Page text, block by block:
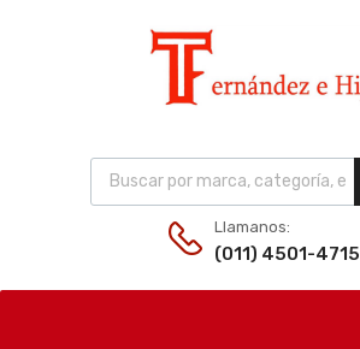
Products search
Llamanos:
(011) 4501-4715